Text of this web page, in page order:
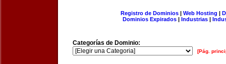
Registro de Dominios| Web Hosting |
Dominios Expirados | Industrias |
Categorías de Dominio:
[Pág.